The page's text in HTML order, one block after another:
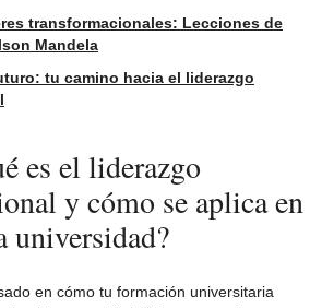
transformacionales: Lecciones de
Mandela
tu camino hacia el liderazgo
es el liderazgo
y cómo se aplica en
universidad?
en cómo tu formación universitaria